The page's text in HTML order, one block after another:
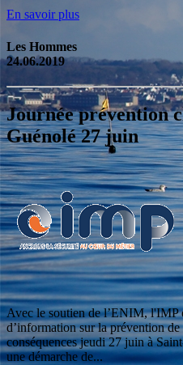
En savoir plus
Les Hommes
24.06.2019
Journée prévention
Guénolé 27 juin
Avec le soutien de l’ENIM, l'IMP
d’information sur la prévention de
conséquences jeudi 27 juin à
une démarche de...